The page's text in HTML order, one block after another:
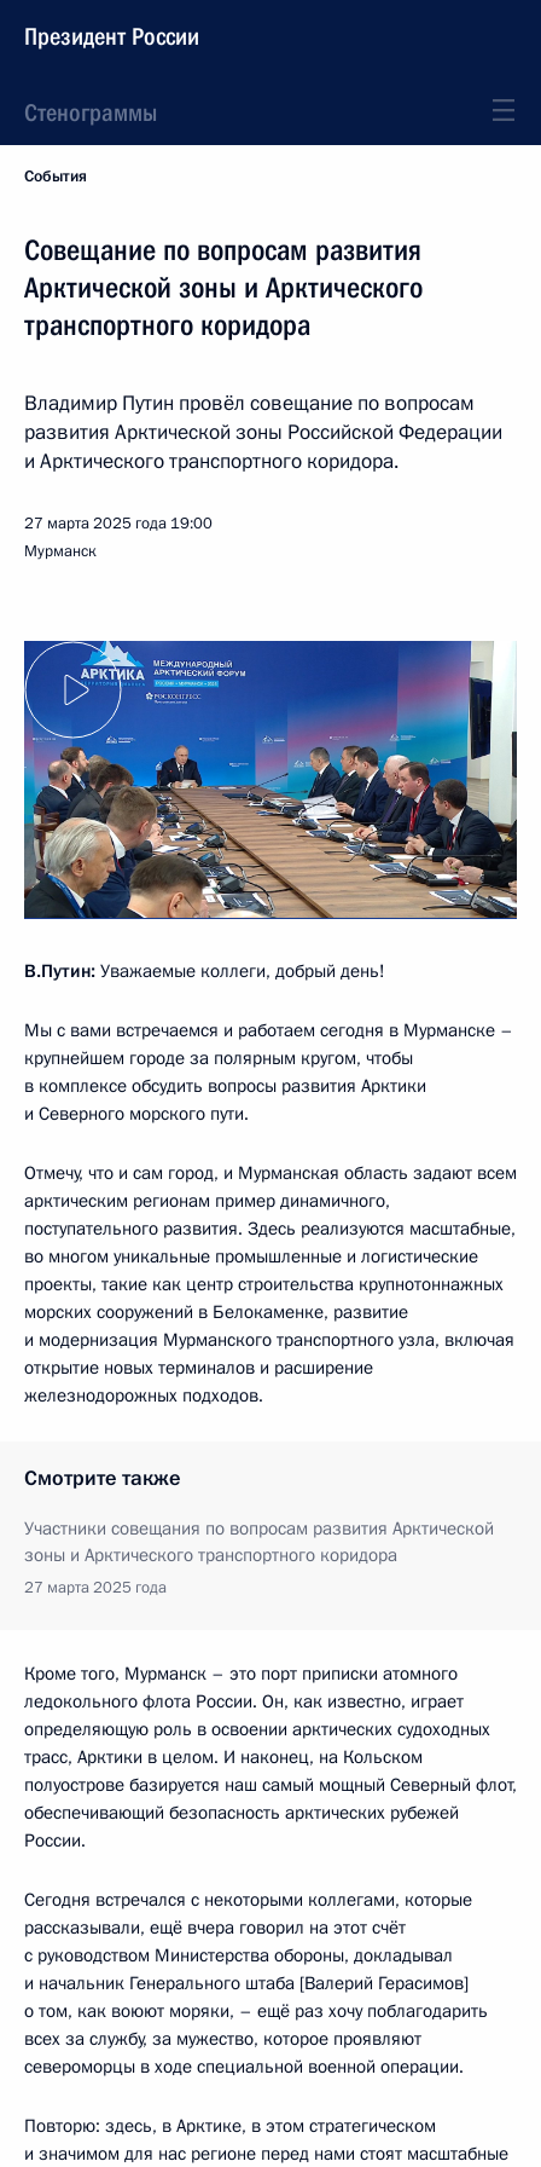
Президент России
Стенограммы
События
Совещание по вопросам развития
Арктической зоны и Арктического
транспортного коридора
Владимир Путин провёл совещание по вопросам
развития Арктической зоны Российской Федерации
и Арктического транспортного коридора.
27 марта 2025 года 19:00
Мурманск
В.Путин: Уважаемые коллеги, добрый день!
Мы с вами встречаемся и работаем сегодня в Мурманске –
крупнейшем городе за полярным кругом, чтобы
в комплексе обсудить вопросы развития Арктики
и Северного морского пути.
Отмечу, что и сам город, и Мурманская область задают всем
арктическим регионам пример динамичного,
поступательного развития. Здесь реализуются масштабные,
во многом уникальные промышленные и логистические
проекты, такие как центр строительства крупнотоннажных
морских сооружений в Белокаменке, развитие
и модернизация Мурманского транспортного узла, включая
открытие новых терминалов и расширение
железнодорожных подходов.
Смотрите также
Участники совещания по вопросам развития Арктической
зоны и Арктического транспортного коридора
27 марта 2025 года
Кроме того, Мурманск – это порт приписки атомного
ледокольного флота России. Он, как известно, играет
определяющую роль в освоении арктических судоходных
трасс, Арктики в целом. И наконец, на Кольском
полуострове базируется наш самый мощный Северный флот,
обеспечивающий безопасность арктических рубежей
России.
Сегодня встречался с некоторыми коллегами, которые
рассказывали, ещё вчера говорил на этот счёт
с руководством Министерства обороны, докладывал
и начальник Генерального штаба [Валерий Герасимов]
о том, как воюют моряки, – ещё раз хочу поблагодарить
всех за службу, за мужество, которое проявляют
североморцы в ходе специальной военной операции.
Повторю: здесь, в Арктике, в этом стратегическом
и значимом для нас регионе перед нами стоят масштабные